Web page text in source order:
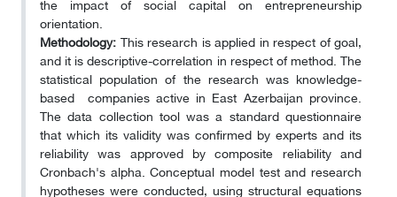
orientation.
Methodology: This research is applied in respect of goal,
and it is descriptive-correlation in respect of method. The
statistical population of the research was knowledge-
based companies active in East Azerbaijan province.
The data collection tool was a standard questionnaire
that which its validity was confirmed by experts and its
reliability was approved by composite reliability and
Cronbach's alpha. Conceptual model test and research
hypotheses were conducted, using structural equations